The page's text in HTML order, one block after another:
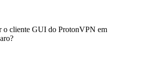
o cliente GUI do ProtonVPN em